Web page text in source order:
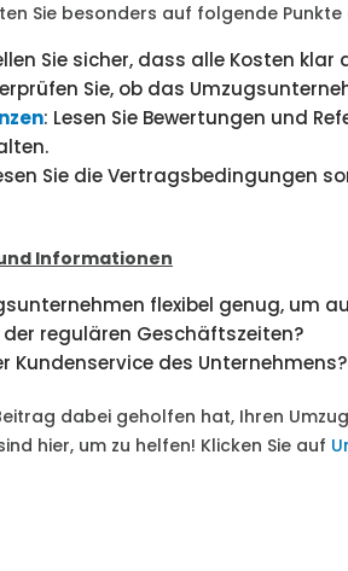
Sie besonders auf folgende
Sie sicher, dass alle Kosten
Sie, ob das
: Lesen Sie Bewertungen und
Sie die Vertragsbedingungen
Informationen
flexibel genug, um
regulären Geschäftszeiten?
Kundenservice des
dabei geholfen hat, Ihren
hier, um zu helfen! Klicken Sie auf